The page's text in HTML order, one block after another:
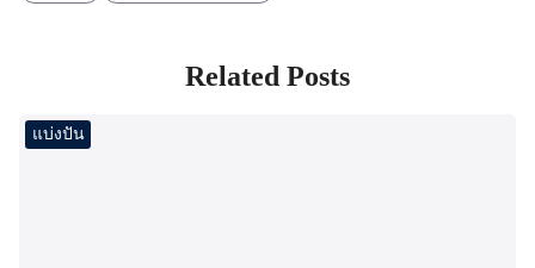
Related Posts
แบ่งปัน